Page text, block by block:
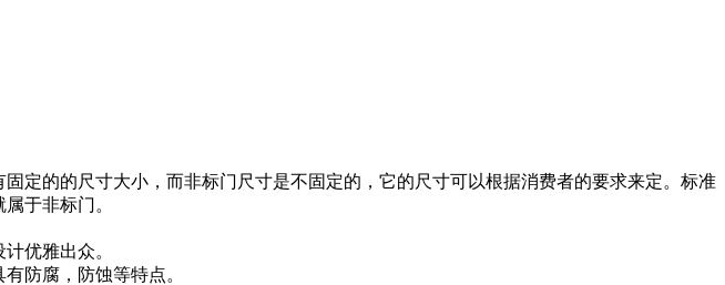
的的尺寸大小，而非标门尺寸是不固定的，它的尺寸可以根据消费者的要求来定。标准
于非标门。
优雅出众。
防腐，防蚀等特点。